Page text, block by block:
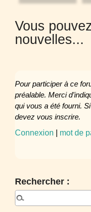
Vous
nouvelles...
Pour participer à ce forum, vous devez vous enregistrer au
préalable. Merci d’indiquer ci-dessous l’identifiant personnel
qui vous a été fourni. Si vous n’êtes pas enregistré, vous
devez vous inscrire.
Connexion | mot de
Rechercher :